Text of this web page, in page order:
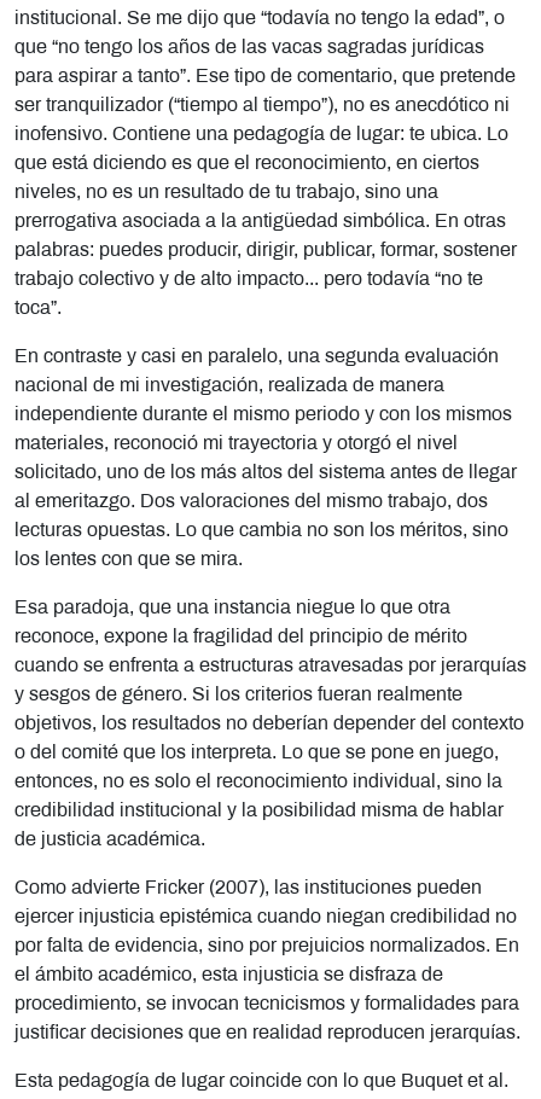
institucional. Se me dijo que “todavía no tengo la edad”, o
que “no tengo los años de las vacas sagradas jurídicas
para aspirar a tanto”. Ese tipo de comentario, que pretende
ser tranquilizador (“tiempo al tiempo”), no es anecdótico ni
inofensivo. Contiene una pedagogía de lugar: te ubica. Lo
que está diciendo es que el reconocimiento, en ciertos
niveles, no es un resultado de tu trabajo, sino una
prerrogativa asociada a la antigüedad simbólica. En otras
palabras: puedes producir, dirigir, publicar, formar, sostener
trabajo colectivo y de alto impacto... pero todavía “no te
toca”.
En contraste y casi en paralelo, una segunda evaluación
nacional de mi investigación, realizada de manera
independiente durante el mismo periodo y con los mismos
materiales, reconoció mi trayectoria y otorgó el nivel
solicitado, uno de los más altos del sistema antes de llegar
al emeritazgo. Dos valoraciones del mismo trabajo, dos
lecturas opuestas. Lo que cambia no son los méritos, sino
los lentes con que se mira.
Esa paradoja, que una instancia niegue lo que otra
reconoce, expone la fragilidad del principio de mérito
cuando se enfrenta a estructuras atravesadas por jerarquías
y sesgos de género. Si los criterios fueran realmente
objetivos, los resultados no deberían depender del contexto
o del comité que los interpreta. Lo que se pone en juego,
entonces, no es solo el reconocimiento individual, sino la
credibilidad institucional y la posibilidad misma de hablar
de justicia académica.
Como advierte Fricker (2007), las instituciones pueden
ejercer injusticia epistémica cuando niegan credibilidad no
por falta de evidencia, sino por prejuicios normalizados. En
el ámbito académico, esta injusticia se disfraza de
procedimiento, se invocan tecnicismos y formalidades para
justificar decisiones que en realidad reproducen jerarquías.
Esta pedagogía de lugar coincide con lo que Buquet et al.